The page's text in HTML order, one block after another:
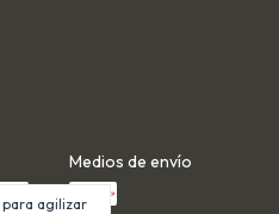
para agilizar
Medios de envío